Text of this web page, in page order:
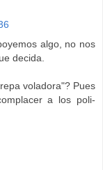
algo, no nos
decida.
voladora"? Pues
a los poli-